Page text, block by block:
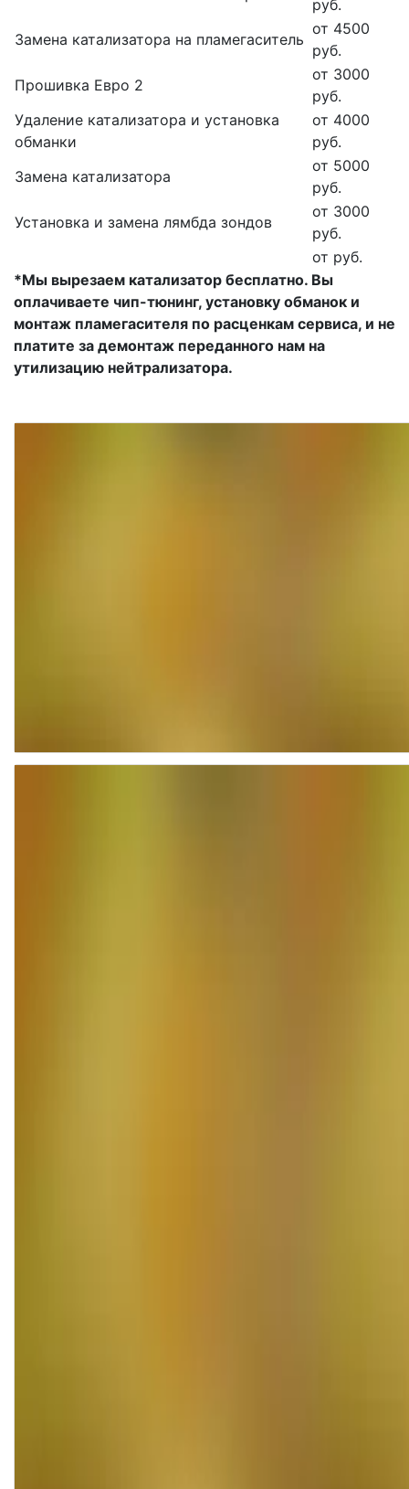
руб.
Замена катализатора на пламегаситель
от 4500
руб.
Прошивка Евро 2
от 3000
руб.
Удаление катализатора и установка
обманки
от 4000
руб.
Замена катализатора
от 5000
руб.
Установка и замена лямбда зондов
от 3000
руб.
от руб.
*Мы вырезаем катализатор бесплатно. Вы
оплачиваете чип-тюнинг, установку обманок и
монтаж пламегасителя по расценкам сервиса, и не
платите за демонтаж переданного нам на
утилизацию нейтрализатора.